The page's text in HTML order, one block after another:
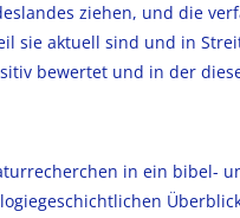
ziehen, und die
sie aktuell sind und in
bewertet und in der
in ein bibel-